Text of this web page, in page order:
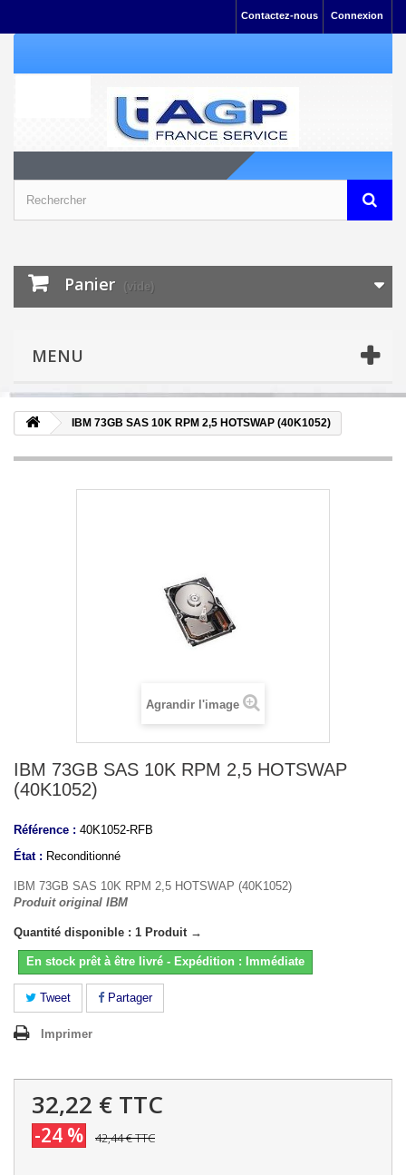
Connexion
Contactez-nous
Panier (vide)
MENU
IBM 73GB SAS 10K RPM 2,5 HOTSWAP (40K1052)
Agrandir l'image
IBM 73GB SAS 10K RPM 2,5 HOTSWAP
(40K1052)
Référence : 40K1052-RFB
État : Reconditionné
IBM 73GB SAS 10K RPM 2,5 HOTSWAP (40K1052)
Produit original IBM
Quantité disponible : 1 Produit →
En stock prêt à être livré - Expédition : Immédiate
Tweet Partager
Imprimer
32,22 € TTC
-24 % 42,44 €TTC